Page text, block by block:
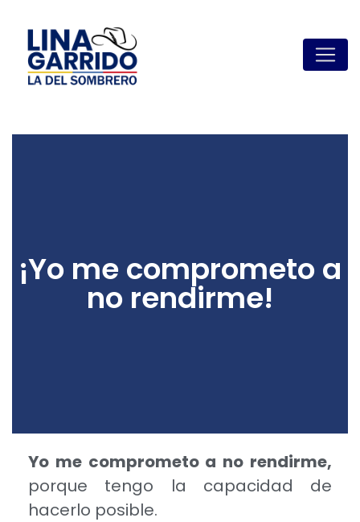
¡Yo me comprometo a
no rendirme!
Yo me comprometo a no rendirme,
porque tengo la capacidad de
hacerlo posible.